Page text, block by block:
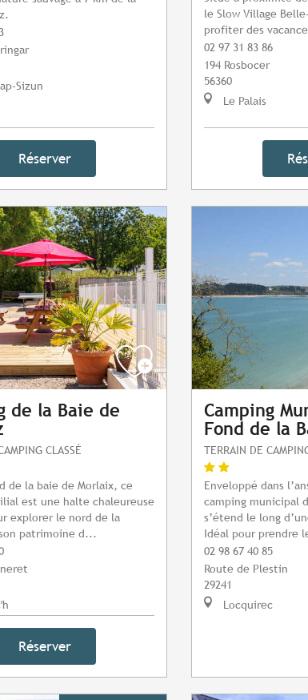
Sizun
Réserver
le Slow Village
profiter des
02 97 31 83 86
194 Rosbocer
56360
Le Palais
de la Baie de
CLASSÉ
de la baie de Morlaix, ce
est une halte chaleureuse
explorer le nord de la
patrimoine d...
Réserver
Camping
Fond de la
TERRAIN DE
Enveloppé dans
camping municipal
s’étend le long
Idéal pour prendre
02 98 67 40 85
Route de Plestin
29241
Locquirec